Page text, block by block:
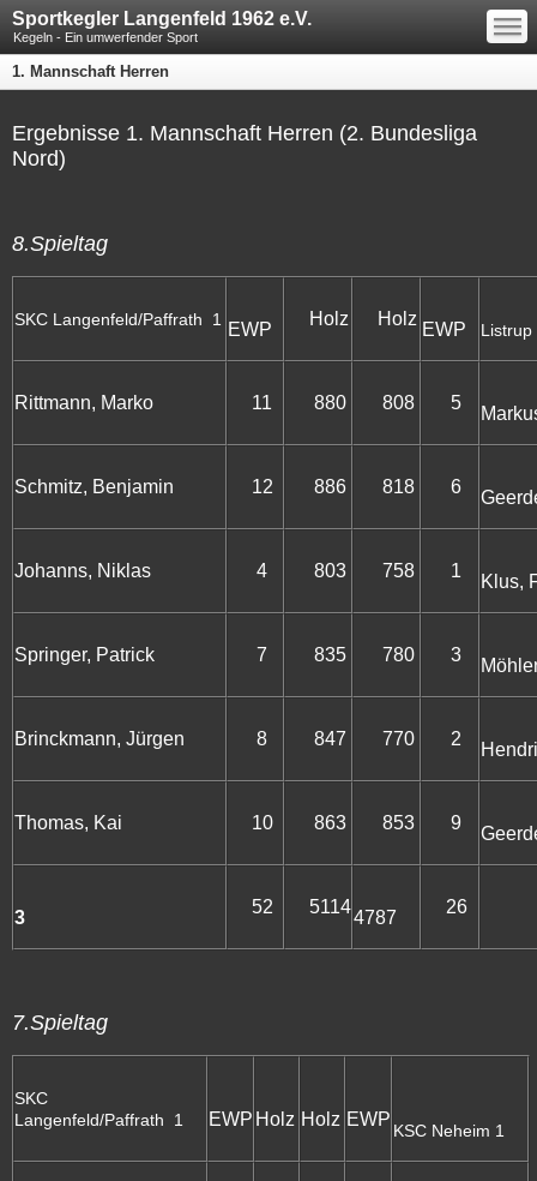
Sportkegler Langenfeld 1962 e.V.
Kegeln - Ein umwerfender Sport
—
—
—
1. Mannschaft Herren
Ergebnisse 1. Mannschaft Herren (2. Bundesliga
Nord)
8.Spieltag
SKC Langenfeld/Paffrath 1 EWP
Holz Holz
EWP Listrup
Rittmann, Marko 11 880 808 5
Schmitz, Benjamin 12 886 818 6
Johanns, Niklas 4 803 758 1
Klus,
Springer, Patrick 7 835 780 3
Brinckmann, Jürgen 8 847 770 2
Thomas, Kai 10 863 853 9
3
52 5114
4787
26
7.Spieltag
SKC
Langenfeld/Paffrath 1
EWP Holz Holz EWP
KSC Neheim 1